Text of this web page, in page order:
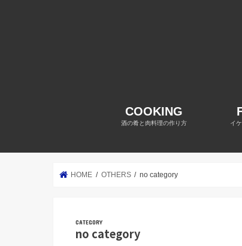
COOKING
酒の肴と肉料理の作り方 イ
HOME OTHERS no category
no category